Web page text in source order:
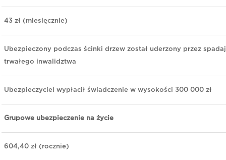
43 zł (miesięcznie)
Ubezpieczony podczas ścinki drzew został uderzony przez
trwałego inwalidztwa
Ubezpieczyciel wypłacił świadczenie w wysokości 300 000 zł
Grupowe ubezpieczenie na życie
604,40 zł (rocznie)